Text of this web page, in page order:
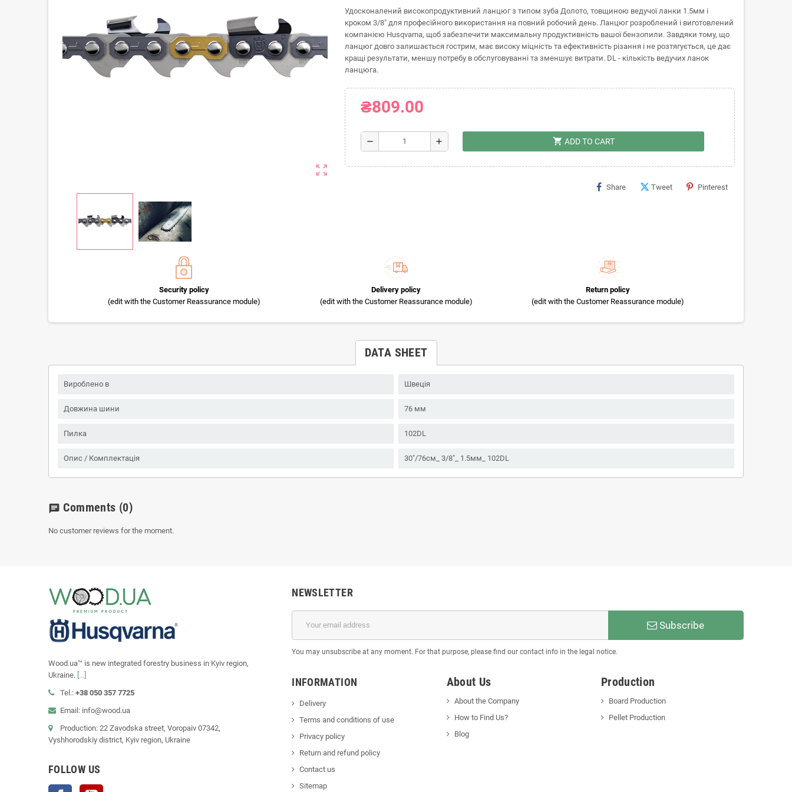
zoom_out_map
Удосконалений високопродуктивний ланцюг з типом зуба Долото, товщиною ведучої ланки 1.5мм і
кроком 3/8" для професійного використання на повний робочий день. Ланцюг розроблений і виготовлений
компанією Husqvarna, щоб забезпечити максимальну продуктивність вашої бензопили. Завдяки тому, що
ланцюг довго залишається гострим, має високу міцність та ефективність різання і не розтягується, це дає
кращі результати, меншу потребу в обслуговуванні та зменшує витрати. DL - кількість ведучих ланок
ланцюга.
₴809.00
remove add shopping_cart ADD TO CART
Share Tweet Pinterest
Security policy
(edit with the Customer Reassurance module)
Delivery policy
(edit with the Customer Reassurance module)
Return policy
(edit with the Customer Reassurance module)
DATA SHEET
Вироблено в Швеція
Довжина шини 76 мм
Пилка 102DL
Опис / Комплектація 30"/76см_ 3/8"_ 1.5мм_ 102DL
chat Comments (0)
No customer reviews for the moment.
Wood.ua™ is new integrated forestry business in Kyiv region,
Ukraine. [...]
Tel.: +38 050 357 7725
Email: info@wood.ua
Production: 22 Zavodska street, Voropaiv 07342,
Vyshhorodskiy district, Kyiv region, Ukraine
FOLLOW US
Facebook
NEWSLETTER
Subscribe
You may unsubscribe at any moment. For that purpose, please find our contact info in the legal notice.
INFORMATION
Delivery
Terms and conditions of use
Privacy policy
Return and refund policy
Contact us
Sitemap
About Us
About the Company
How to Find Us?
Blog
Production
Board Production
Pellet Production